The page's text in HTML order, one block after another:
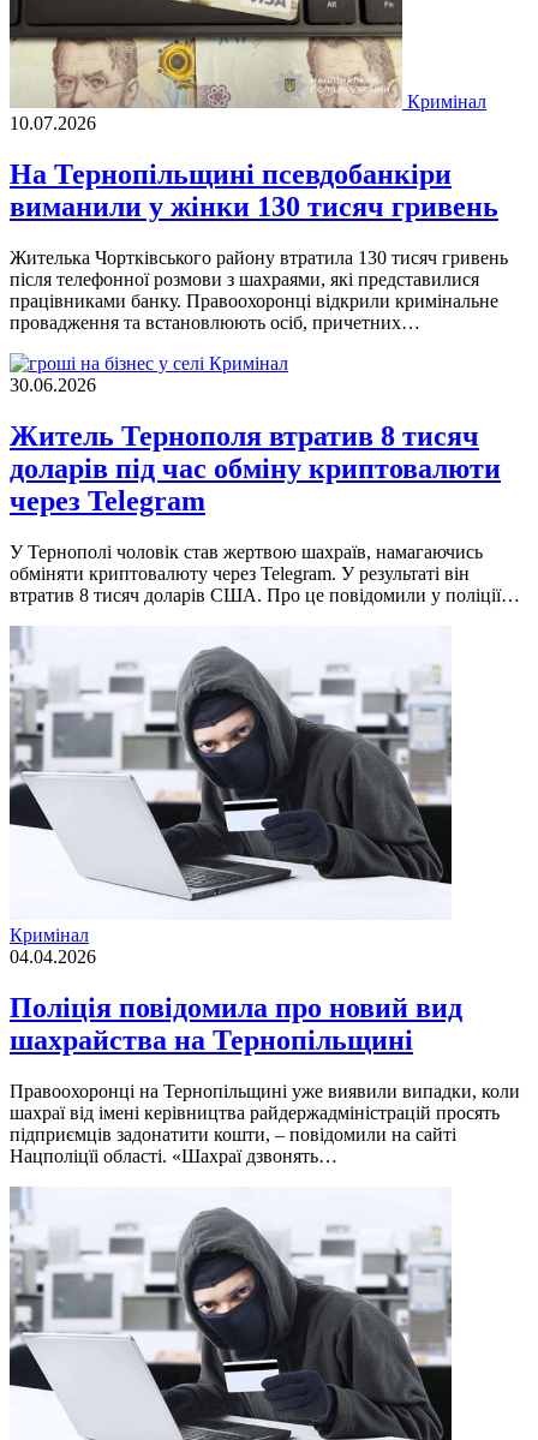
Кримінал
10.07.2026
На Тернопільщині псевдобанкіри
виманили у жінки 130 тисяч гривень
Жителька Чортківського району втратила 130 тисяч гривень
після телефонної розмови з шахраями, які представилися
працівниками банку. Правоохоронці відкрили кримінальне
провадження та встановлюють осіб, причетних…
Кримінал
30.06.2026
Житель Тернополя втратив 8 тисяч
доларів під час обміну криптовалюти
через Telegram
У Тернополі чоловік став жертвою шахраїв, намагаючись
обміняти криптовалюту через Telegram. У результаті він
втратив 8 тисяч доларів США. Про це повідомили у поліції…
Кримінал
04.04.2026
Поліція повідомила про новий вид
шахрайства на Тернопільщині
Правоохоронці на Тернопільщині уже виявили випадки, коли
шахраї від імені керівництва райдержадміністрацій просять
підприємців задонатити кошти, – повідомили на сайті
Нацполіцїі області. «Шахраї дзвонять…